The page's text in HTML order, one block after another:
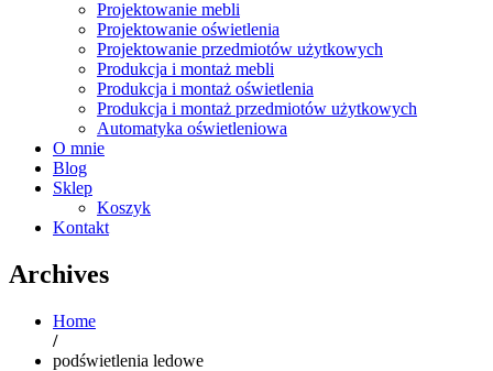
Projektowanie mebli
Projektowanie oświetlenia
Projektowanie przedmiotów użytkowych
Produkcja i montaż mebli
Produkcja i montaż oświetlenia
Produkcja i montaż przedmiotów użytkowych
Automatyka oświetleniowa
O mnie
Blog
Sklep
Koszyk
Kontakt
Archives
Home
/
podświetlenia ledowe